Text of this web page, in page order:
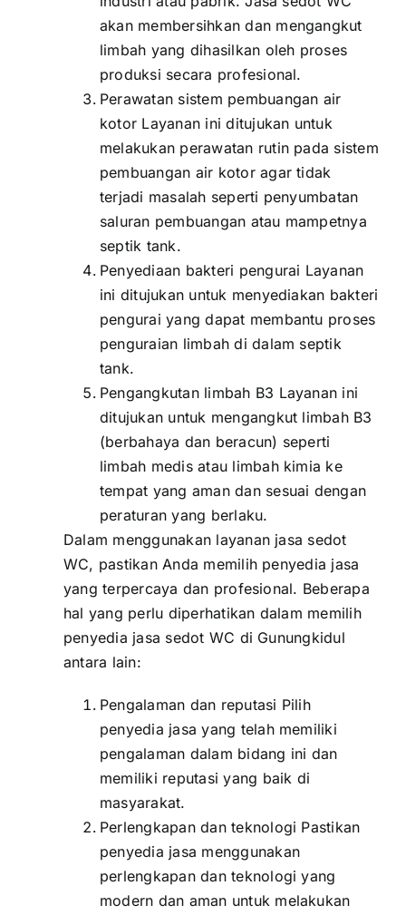
akan membersihkan dan mengangkut
limbah yang dihasilkan oleh proses
produksi secara profesional.
Perawatan sistem pembuangan air
kotor Layanan ini ditujukan untuk
melakukan perawatan rutin pada sistem
pembuangan air kotor agar tidak
terjadi masalah seperti penyumbatan
saluran pembuangan atau mampetnya
septik tank.
Penyediaan bakteri pengurai Layanan
ini ditujukan untuk menyediakan bakteri
pengurai yang dapat membantu proses
penguraian limbah di dalam septik
tank.
Pengangkutan limbah B3 Layanan ini
ditujukan untuk mengangkut limbah B3
(berbahaya dan beracun) seperti
limbah medis atau limbah kimia ke
tempat yang aman dan sesuai dengan
peraturan yang berlaku.
Dalam menggunakan layanan jasa sedot
WC, pastikan Anda memilih penyedia jasa
yang terpercaya dan profesional. Beberapa
hal yang perlu diperhatikan dalam memilih
penyedia jasa sedot WC di Gunungkidul
antara lain:
Pengalaman dan reputasi Pilih
penyedia jasa yang telah memiliki
pengalaman dalam bidang ini dan
memiliki reputasi yang baik di
masyarakat.
Perlengkapan dan teknologi Pastikan
penyedia jasa menggunakan
perlengkapan dan teknologi yang
modern dan aman untuk melakukan